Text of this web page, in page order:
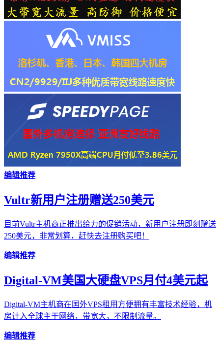
编辑推荐
Vultr新用户注册赠送250美元
目前Vultr主机商正推出给力的促销活动，新用户注册即刻赠送
250美元，非常划算，赶快去注册购买吧！
编辑推荐
Digital-VM美国大硬盘VPS月付4美元起
Digital-VM主机商在国外VPS租用方便拥有丰富技术经验，机
房计入全球主干网络，带宽大，不限制流量。
编辑推荐